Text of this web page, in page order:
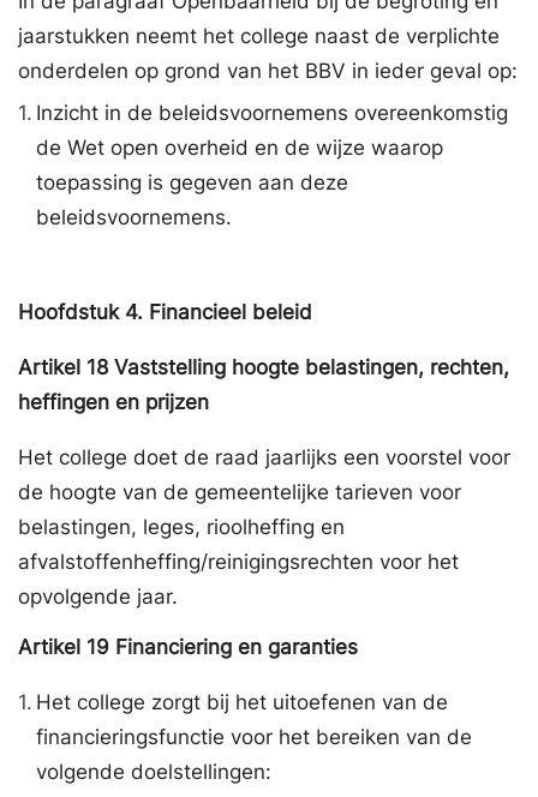
jaarstukken neemt het college naast de verplichte
onderdelen op grond van het BBV in ieder geval op:
1. Inzicht in de beleidsvoornemens overeenkomstig
de Wet open overheid en de wijze waarop
toepassing is gegeven aan deze
beleidsvoornemens.
Hoofdstuk 4. Financieel beleid
Artikel 18 Vaststelling hoogte belastingen, rechten,
heffingen en prijzen
Het college doet de raad jaarlijks een voorstel voor
de hoogte van de gemeentelijke tarieven voor
belastingen, leges, rioolheffing en
afvalstoffenheffing/reinigingsrechten voor het
opvolgende jaar.
Artikel 19 Financiering en garanties
1. Het college zorgt bij het uitoefenen van de
financieringsfunctie voor het bereiken van de
volgende doelstellingen: